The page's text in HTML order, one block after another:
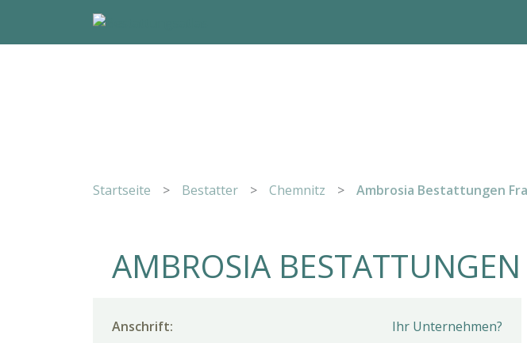
Startseite > Bestatter > Chemnitz > Ambrosia Bestattungen
AMBROSIA
Ihr Unternehmen?
Anschrift: